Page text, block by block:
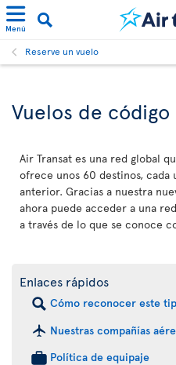
Menú
Reserve un vuelo
Vuelos de
Air Transat es una red global
ofrece unos 60 destinos, cada
anterior. Gracias a nuestra
ahora puede acceder a una
a través de lo que se conoce
Enlaces rápidos
Cómo reconocer este
Nuestras compañías
Política de equipaje